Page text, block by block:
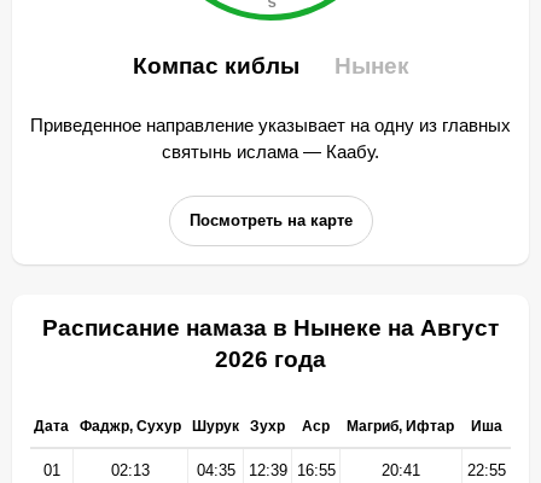
Компас киблы Нынек
Приведенное направление указывает на одну из главных
святынь ислама — Каабу.
Посмотреть на карте
Расписание намаза в Нынеке на Август
2026 года
Дата Фаджр, Сухур Шурук Зухр Аср Магриб, Ифтар Иша
01 02:13 04:35 12:39 16:55 20:41 22:55